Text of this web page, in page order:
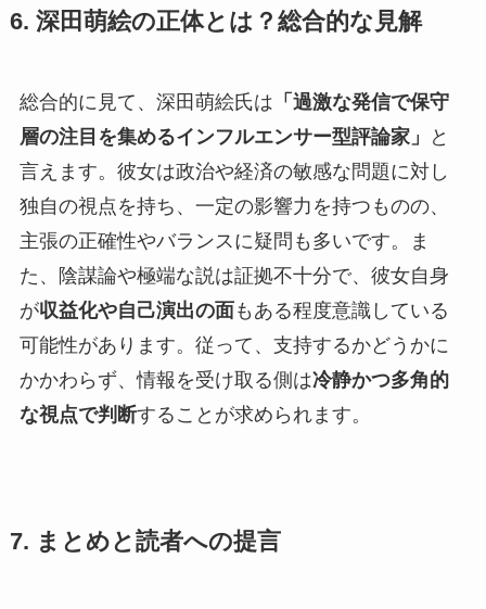
6. 深田萌絵の正体とは？総合的な見解
総合的に見て、深田萌絵氏は 「過激な発信で保守
層の注目を集めるインフルエンサー型評論家」
と
言えます。彼女は政治や経済の敏感な問題に対し
独自の視点を持ち、一定の影響力を持つものの、
主張の正確性やバランスに疑問も多いです。ま
た、陰謀論や極端な説は証拠不十分で、彼女自身
が収益化や自己演出の面 もある程度意識している
可能性があります。従って、支持するかどうかに
かかわらず、情報を受け取る側は冷静かつ多角的
な視点で判断することが求められます。
7. まとめと読者への提言